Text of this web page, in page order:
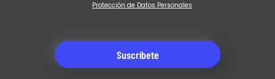
Protección de Datos Personales